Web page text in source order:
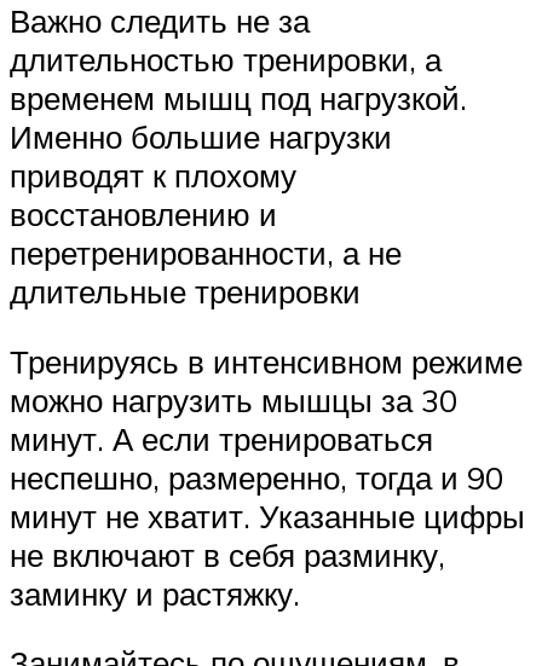
Важно следить не за
длительностью тренировки, а
временем мышц под нагрузкой.
Именно большие нагрузки
приводят к плохому
восстановлению и
перетренированности, а не
длительные тренировки
Тренируясь в интенсивном режиме
можно нагрузить мышцы за 30
минут. А если тренироваться
неспешно, размеренно, тогда и 90
минут не хватит. Указанные цифры
не включают в себя разминку,
заминку и растяжку.